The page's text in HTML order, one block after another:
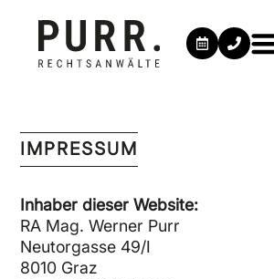
IMPRESSUM
Inhaber dieser Website:
RA Mag. Werner Purr
Neutorgasse 49/I
8010 Graz